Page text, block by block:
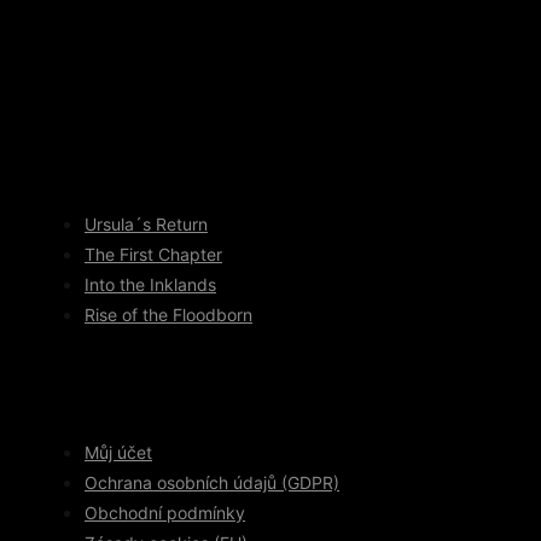
Ursula´s Return
The First Chapter
Into the Inklands
Rise of the Floodborn
Můj účet
Ochrana osobních údajů (GDPR)
Obchodní podmínky